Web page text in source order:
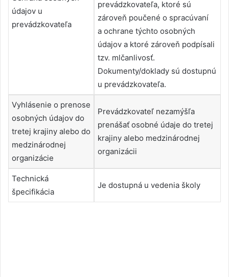
údajov u
prevádzkovateľa
prevádzkovateľa, ktoré sú
zároveň poučené o spracúvaní
a ochrane týchto osobných
údajov a ktoré zároveň podpísali
tzv. mlčanlivosť.
Dokumenty/doklady sú dostupnú
u prevádzkovateľa.
Vyhlásenie o prenose
osobných údajov do
tretej krajiny alebo do
medzinárodnej
organizácie
Prevádzkovateľ nezamýšľa
prenášať osobné údaje do tretej
krajiny alebo medzinárodnej
organizácii
Technická
špecifikácia
Je dostupná u vedenia školy